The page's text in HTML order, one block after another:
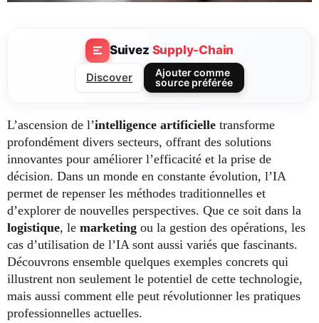
Suivez Supply-Chain
Discover
Ajouter comme
source préférée
L’ascension de l’intelligence artificielle transforme
profondément divers secteurs, offrant des solutions
innovantes pour améliorer l’efficacité et la prise de
décision. Dans un monde en constante évolution, l’IA
permet de repenser les méthodes traditionnelles et
d’explorer de nouvelles perspectives. Que ce soit dans la
logistique, le marketing ou la gestion des opérations, les
cas d’utilisation de l’IA sont aussi variés que fascinants.
Découvrons ensemble quelques exemples concrets qui
illustrent non seulement le potentiel de cette technologie,
mais aussi comment elle peut révolutionner les pratiques
professionnelles actuelles.